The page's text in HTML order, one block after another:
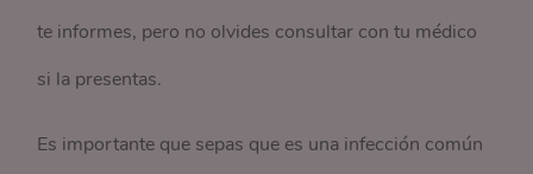
te informes, pero no olvides consultar con tu médico
si la presentas.
Es importante que sepas que es una infección común